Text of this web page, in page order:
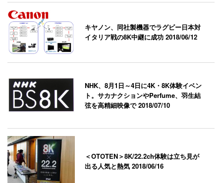
キヤノン、同社製機器でラグビー日本対
イタリア戦の8K中継に成功2018/06/12
NHK、8月1日～4日に4K・8K体験イベン
ト。サカナクションやPerfume、羽生結
弦を高精細映像で2018/07/10
＜OTOTEN＞8K/22.2ch体験は立ち見が
出る人気と熱気2018/06/16